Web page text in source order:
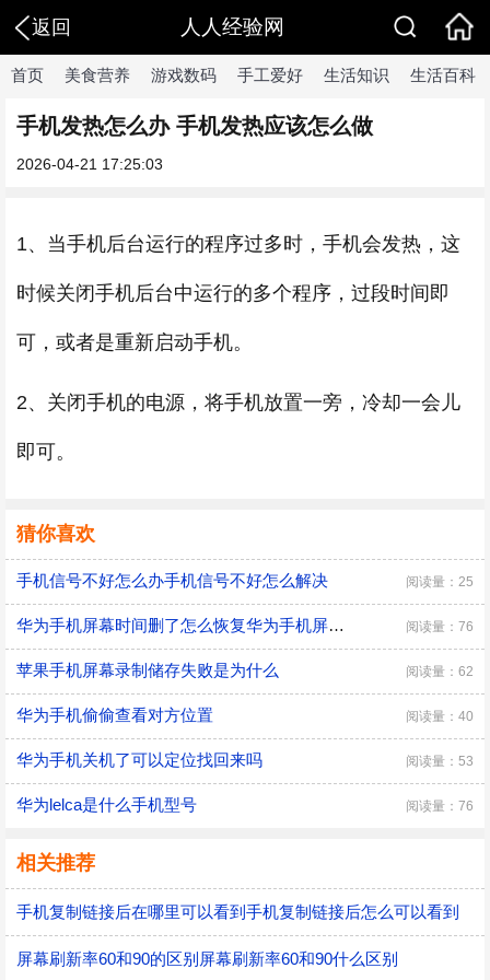
返回 人人经验网
首页 美食营养 游戏数码 手工爱好 生活知识 生活百科
手机发热怎么办 手机发热应该怎么做
2026-04-21 17:25:03
1、当手机后台运行的程序过多时，手机会发热，这
时候关闭手机后台中运行的多个程序，过段时间即
可，或者是重新启动手机。
2、关闭手机的电源，将手机放置一旁，冷却一会儿
即可。
猜你喜欢
手机信号不好怎么办手机信号不好怎么解决 阅读量：25
华为手机屏幕时间删了怎么恢复华为手机屏幕时间删了恢复方法 阅读量：76
苹果手机屏幕录制储存失败是为什么 阅读量：62
华为手机偷偷查看对方位置 阅读量：40
华为手机关机了可以定位找回来吗 阅读量：53
华为lelca是什么手机型号 阅读量：76
相关推荐
手机复制链接后在哪里可以看到手机复制链接后怎么可以看到
屏幕刷新率60和90的区别屏幕刷新率60和90什么区别